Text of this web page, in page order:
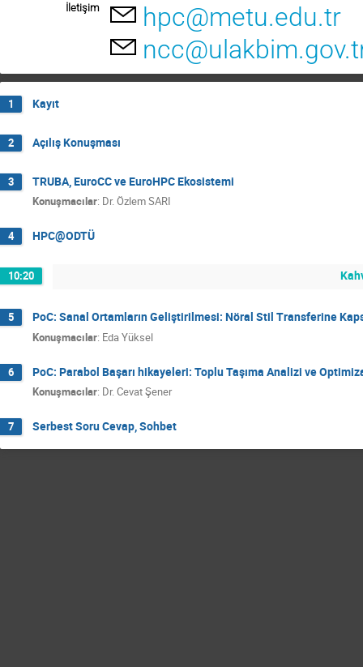
İletişim
hpc@metu.edu.tr
1 Kayıt
2 Açılış Konuşması
3 TRUBA, EuroCC ve EuroHPC Ekosistemi
Konuşmacılar: Dr.Özlem SARI
4 HPC@ODTÜ
10:20
5 PoC: Sanal Ortamların Geliştirilmesi: Nöral Stil Transferine
Konuşmacılar: Eda Yüksel
6 PoC: Parabol Başarı hikayeleri: Toplu Taşıma Analizi ve
Konuşmacılar: Dr.Cevat Şener
7 Serbest Soru Cevap, Sohbet